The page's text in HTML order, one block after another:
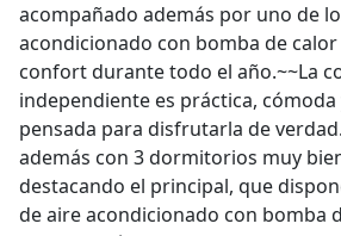
acompañado además por uno de
acondicionado con bomba de
confort durante todo el año.~~La
independiente es práctica,
pensada para disfrutarla de
además con 3 dormitorios muy
destacando el principal, que
de aire acondicionado con bomba